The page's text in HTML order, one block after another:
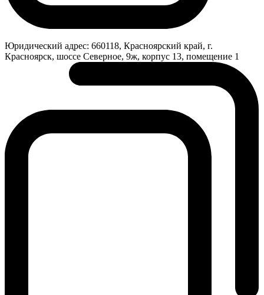
Юридический адрес: 660118, Красноярский край, г.
Красноярск, шоссе Северное, 9ж, корпус 13, помещение 1